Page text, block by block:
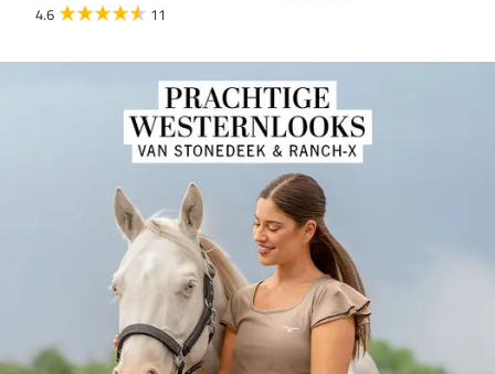
4.6 11